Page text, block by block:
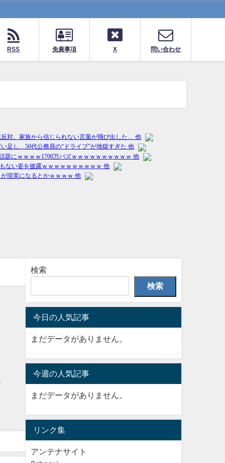
RSS 免責事項 X 問い合わせ
検索
検索
今日の人気記事
まだデータがありません。
今週の人気記事
まだデータがありません。
リンク集
アンテナサイト